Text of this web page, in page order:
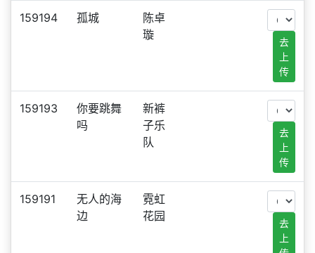
159194 孤城
陈卓
璇
去
上
传
159193
你要跳舞
吗
新裤
子乐
队
去
上
传
159191
无人的海
边
霓虹
花园
去
上